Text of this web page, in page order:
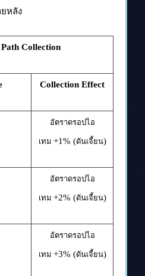
หลัง
Collection
Collection Effect
อัตราดรอปไอ
เทม +1% (ดันเจี้ยน)
อัตราดรอปไอ
เทม +2% (ดันเจี้ยน)
อัตราดรอปไอ
เทม +3% (ดันเจี้ยน)